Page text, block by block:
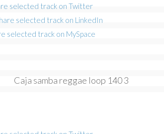
Caja samba reggae loop 140 3